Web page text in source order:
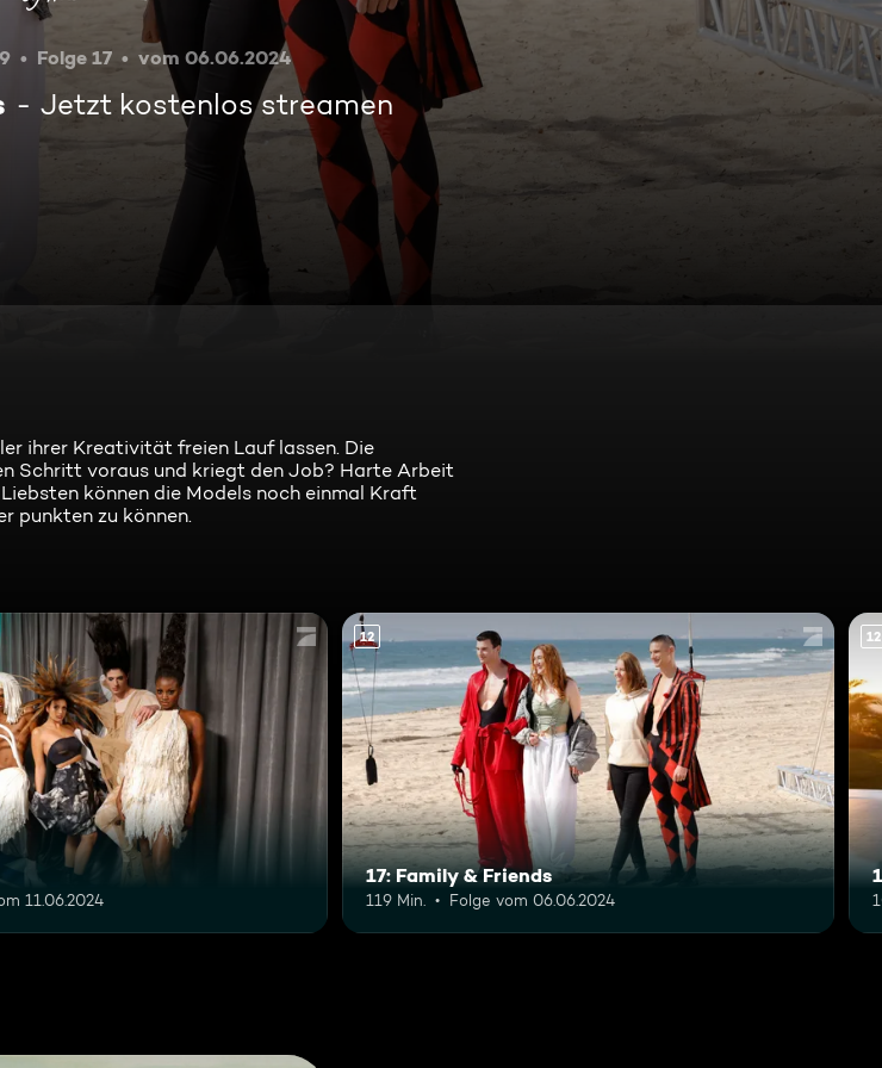
Folge 17 vom 06.06.2024
Jetzt kostenlos streamen
ihrer Kreativität freien Lauf lassen. Die
Schritt voraus und kriegt den Job? Harte Arbeit
können die Models noch einmal Kraft
punkten zu können.
11.06.2024
12
17: Family & Friends
119 Min. Folge vom 06.06.2024
12